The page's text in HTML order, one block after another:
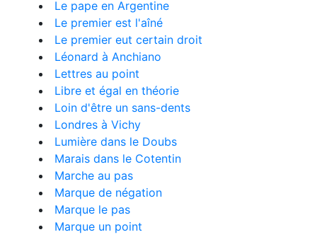
Le pape en Argentine
Le premier est l'aîné
Le premier eut certain droit
Léonard à Anchiano
Lettres au point
Libre et égal en théorie
Loin d'être un sans-dents
Londres à Vichy
Lumière dans le Doubs
Marais dans le Cotentin
Marche au pas
Marque de négation
Marque le pas
Marque un point